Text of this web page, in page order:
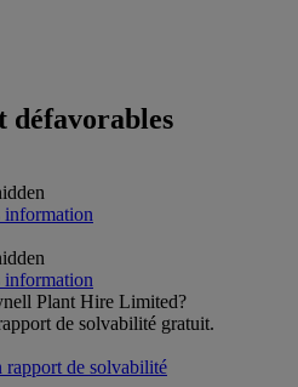
défavorables
Plant Hire Limited?
de solvabilité gratuit.
rapport de solvabilité